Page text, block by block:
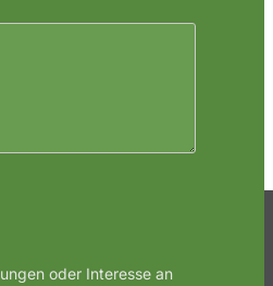
oder Interesse an